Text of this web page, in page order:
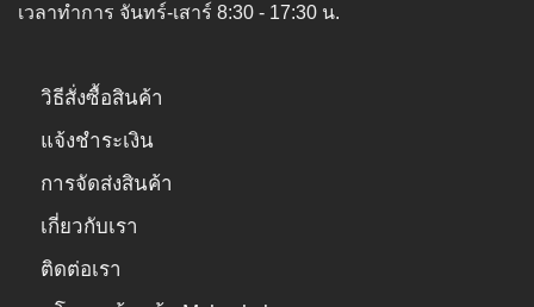
เวลาทำการ จันทร์-เสาร์ 8:30 - 17:30 น.
วิธีสั่งซื้อสินค้า
แจ้งชำระเงิน
การจัดส่งสินค้า
เกี่ยวกับเรา
ติดต่อเรา